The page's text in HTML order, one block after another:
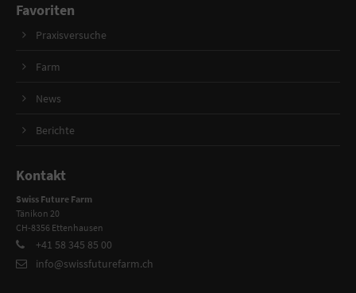
Favoriten
Praxisversuche
Farm
News
Berichte
Kontakt
Swiss Future Farm
Tänikon 20
CH-8356 Ettenhausen
+41 58 345 85 00
info@swissfuturefarm.ch